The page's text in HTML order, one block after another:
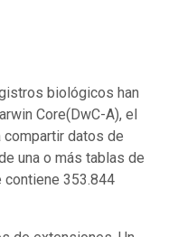
biológicos han
Core(DwC-A), el
compartir datos de
una o más tablas de
contiene 353.844